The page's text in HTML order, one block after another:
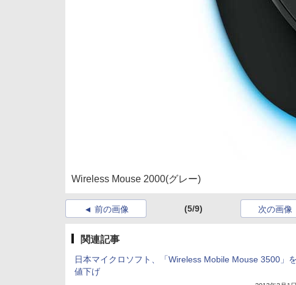
Wireless Mouse 2000(グレー)
前の画像 (5/9) 次の画像
関連記事
日本マイクロソフト、「Wireless Mobile Mouse 3500」を
値下げ